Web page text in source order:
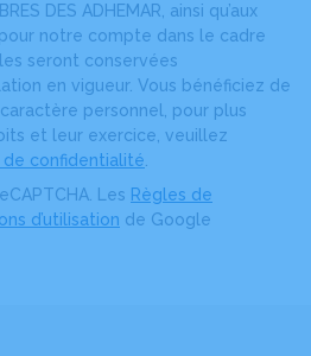
DES ADHEMAR, ainsi qu’aux
notre compte dans le cadre
seront conservées
en vigueur. Vous bénéficiez de
personnel, pour plus
et leur exercice, veuillez
confidentialité
Les Règles de
d’utilisation de Google